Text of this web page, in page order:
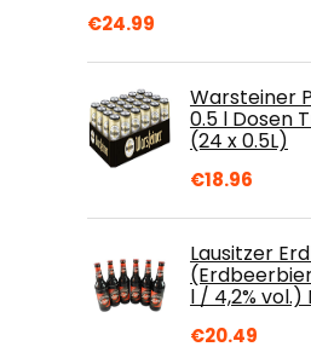
€24.99
Warsteiner
0.5 l Dosen
(24 x 0.5L)
€18.96
Lausitzer
l / 4,2%
€20.49